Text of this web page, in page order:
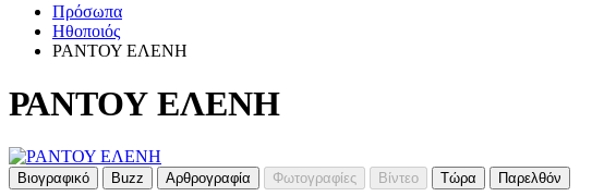
Πρόσωπα
Ηθοποιός
ΡΑΝΤΟΥ ΕΛΕΝΗ
ΡΑΝΤΟΥ ΕΛΕΝΗ
Βιογραφικό Buzz Αρθρογραφία Φωτογραφίες Βίντεο Τώρα Παρελθόν